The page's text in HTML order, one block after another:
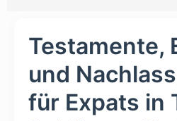
Testamente,
und
für Expats in